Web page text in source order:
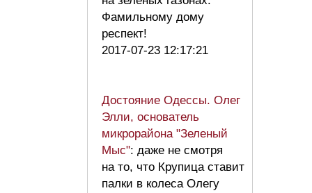
Фамильному дому
респект!
2017-07-23 12:17:21
Достояние Одессы. Олег
Элли, основатель
микрорайона "Зеленый
Мыс": даже не смотря
на то, что Крупица ставит
палки в колеса Олегу